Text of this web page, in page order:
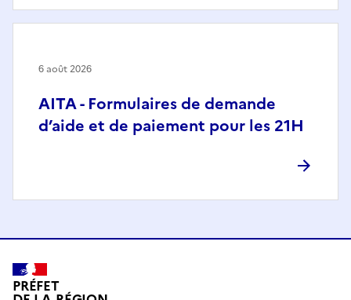
AITA - Formulaires de demande
d’aide et de paiement pour les 21H
6 août 2026
PRÉFET